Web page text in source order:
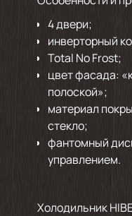
4 двери;
инверторный
Total No Frost;
цвет фасада:
полоской»;
материал
стекло;
фантомный
управлением.
Холодильник